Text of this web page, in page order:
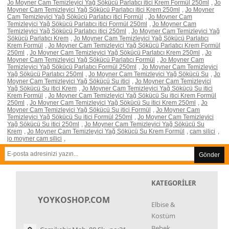
Jo Moyner Cam Temizleyici Yağ Sökücü Parlatıcı itici Krem Formül 250ml
Jo
Moyner Cam Temizleyici Yağ Sökücü Parlatıcı itici Krem 250ml
Jo Moyner
Cam Temizleyici Yağ Sökücü Parlatıcı itici Formül
Jo Moyner Cam
Temizleyici Yağ Sökücü Parlatıcı itici Formül 250ml
Jo Moyner Cam
Temizleyici Yağ Sökücü Parlatıcı itici 250ml
Jo Moyner Cam Temizleyici Yağ
Sökücü Parlatıcı Krem
Jo Moyner Cam Temizleyici Yağ Sökücü Parlatıcı
Krem Formül
Jo Moyner Cam Temizleyici Yağ Sökücü Parlatıcı Krem Formül
250ml
Jo Moyner Cam Temizleyici Yağ Sökücü Parlatıcı Krem 250ml
Jo
Moyner Cam Temizleyici Yağ Sökücü Parlatıcı Formül
Jo Moyner Cam
Temizleyici Yağ Sökücü Parlatıcı Formül 250ml
Jo Moyner Cam Temizleyici
Yağ Sökücü Parlatıcı 250ml
Jo Moyner Cam Temizleyici Yağ Sökücü Su
Jo
Moyner Cam Temizleyici Yağ Sökücü Su itici
Jo Moyner Cam Temizleyici
Yağ Sökücü Su itici Krem
Jo Moyner Cam Temizleyici Yağ Sökücü Su itici
Krem Formül
Jo Moyner Cam Temizleyici Yağ Sökücü Su itici Krem Formül
250ml
Jo Moyner Cam Temizleyici Yağ Sökücü Su itici Krem 250ml
Jo
Moyner Cam Temizleyici Yağ Sökücü Su itici Formül
Jo Moyner Cam
Temizleyici Yağ Sökücü Su itici Formül 250ml
Jo Moyner Cam Temizleyici
Yağ Sökücü Su itici 250ml
Jo Moyner Cam Temizleyici Yağ Sökücü Su
Krem
Jo Moyner Cam Temizleyici Yağ Sökücü Su Krem Formül cam silici
jo moyner cam silici
Gönder
YOYKOSHOP.COM
KATEGORİLER
Elbise &
Kostüm